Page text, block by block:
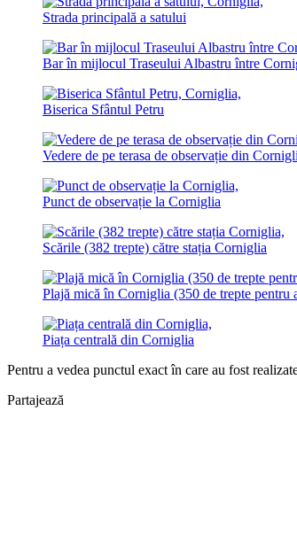
Strada principală a satului
Bar în mijlocul Traseului Albastru între
Biserica Sfântul Petru
Vedere de pe terasa de observație din
Punct de observație la Corniglia
Scările (382 trepte) către stația Corniglia
Plajă mică în Corniglia (350 de trepte pentru
Piața centrală din Corniglia
Pentru a vedea punctul exact în care au fost
Partajează